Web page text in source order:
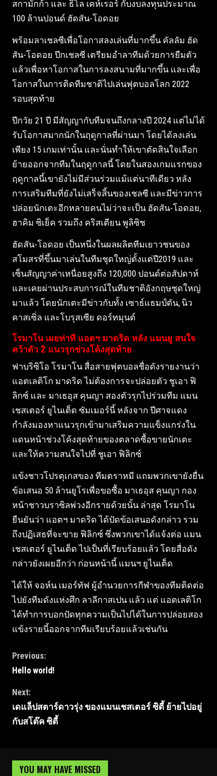
สกามักก้า และ ธิโล เคห์เรอร์ กับงบลงทุนประมาณ
100 ล้านปอนด์ ฮัดสัน-โอดอย
พร้อมลาเชลซีเพื่อโอกาสลงเล่นที่มากขึ้น คัลลัม ฮัด
สัน-โอดอย ปีกเชลซี เตรียมอำลาทีมด้วยการยืมตัว
แล้วเพื่อหาโอกาสในการลงสนามที่มากขึ้น และเพื่อ
โอกาสในการติดทีมชาติไปเล่นฟุตบอลโลก 2022
รอบสุดท้าย
ปีกวัย 21 ปี มีสัญญากับทีมจนถึงกลางปี 2024 แต่ไม่ได้
รับโอกาสมากนักในฤดูกาลที่ผ่านมา โดยได้ลงเล่น
เพียง 15 เกมเท่านั้น และนั่นทำให้เขาตัดสินใจเลือก
ย้ายออกจากทีมในฤดูกาลนี้ โดยในสองเกมแรกของ
ฤดูกาลนี้เขายังไม่มีส่วนร่วมแม้แต่นาทีเดียว หลัง
การเสริมทีมที่ยังไม่เสร็จสิ้นของเชลซี และมีข่าวการ
ปล่อยนักเตะอีกหลายคนไม่ว่าจะเป็น ฮัดสัน-โอดอย,
ฮาคิม ซิเย็ค รวมถึง คริสเตียน พูลิซิช
ฮัดสัน-โอดอย เป็นหนึ่งในผลผลิตทีมเยาวชนของ
สโมสรที่ขึ้นมาเล่นในทีมชุดใหญ่ตั้งแต่ปี2019 และ
เซ็นสัญญาค่าเหนื่อยสูงถึง 120,000 ปอนด์ต่อสัปดาห์
และเคยผ่านประสบการณ์ในทีมชาติอังกฤษชุดใหญ่
มาแล้ว โดยนักเตะมีข่าวกับทั้ง เซาธ์แธมป์ตัน, นิว
คาสเซิ่ล และโบรุสเซีย ดอร์ทมุนต์
โรมาโน เผยท่าที แอตฯ มาดริด หลัง แมนยู สนใจ
คว้าตัว 2 แนวรุกช่วงโค้งสุดท้าย
ฟาบริซิโอ โรมาโน สื่อสายฟุตบอลชื่อดังรายงานว่า
แอตเลติโก มาดริด ไม่ต้องการจะปล่อยตัว ชูเอา ฟิ
ลิกซ์ และ มาเธอุส คุนญา สองตัวรุกไปร่วมทีม แมน
เชสเตอร์ ยูไนเต็ด ซัมเมอร์นี้ หลังจาก ปีศาจแดง
กำลังมองหาแนวรุกเข้ามาเสริมความแข็งแกร่งใน
แดนหน้าช่วงโค้งสุดท้ายของตลาดซื้อขายนักเตะ
และให้ความสนใจไปที่ ชูเอา ฟิลิกซ์
แข้งชาวโปรตุเกสของ ทีมตราหมี แถมพวกเขายังยื่น
ข้อเสนอ 50 ล้านยูโรเพื่อขอซื้อ มาเธอุส คุนญา กอง
หน้าชาวบราซิลพ่วงอีกรายด้วยนั้น ล่าสุด โรมาโน
ยืนยันว่า แอตฯ มาดริด ได้ปัดข้อเสนอดังกล่าว รวม
ถึงปฏิเสธที่จะขาย ฟิลิกซ์ ซึ่งพวกเขาได้แจ้งต่อ แมน
เชสเตอร์ ยูไนเต็ด ไปเป็นที่เรียบร้อยแล้ว โดยสื่อดัง
กล่าวยังเผยอีกว่า ก่อนหน้านี้ แมนฯ ยูไนเต็ด
ได้ให้ จอห์น เมอร์ทัฟ ผู้อำนวยการกีฬาของทีมติดต่อ
ไปยังทีมดังแห่งศึก ลาลีกาสเปน แล้ว แต่ แอตเลติโก
ได้ทำการบอกปัดทุกความเป็นไปได้ในการปล่อยสอง
แข้งรายนี้ออกจากทีมเรียบร้อยแล้วเช่นกัน
Continue
Reading
Previous:
Hello world!
Next:
เดแล็ปสตาร์ดาวรุ่ง ของแมนเชสเตอร์ ซิตี้ ย้ายไปอยู่
กับสโต๊ค ซิตี้
YOU MAY HAVE MISSED